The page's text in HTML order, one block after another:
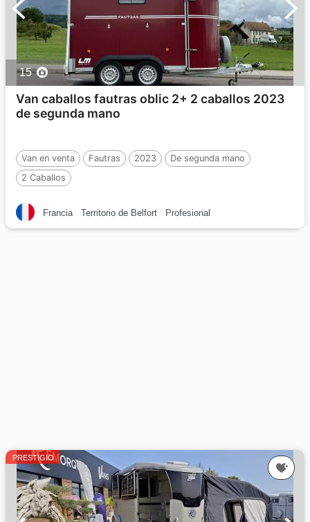
15
Van caballos fautras oblic 2+ 2 caballos 2023
de segunda mano
Van en venta Fautras 2023
De segunda mano
2 Caballos
Francia Territorio de Belfort Profesional
PRESTIGIO